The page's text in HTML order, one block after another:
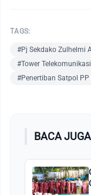
TAGS:
#Pj Sekdako Zulhelmi
#Tower
#Penertiban Satpol PP
BACA JUGA